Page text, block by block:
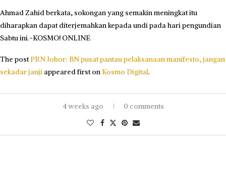
Ahmad Zahid berkata, sokongan yang semakin meningkat itu
diharapkan dapat diterjemahkan kepada undi pada hari pengundian
Sabtu ini.-KOSMO! ONLINE
The postPRN Johor: BN pusat pantau pelaksanaan manifesto, jangan
sekadar janji appeared first on Kosmo Digital.
4 weeks ago 0 comments